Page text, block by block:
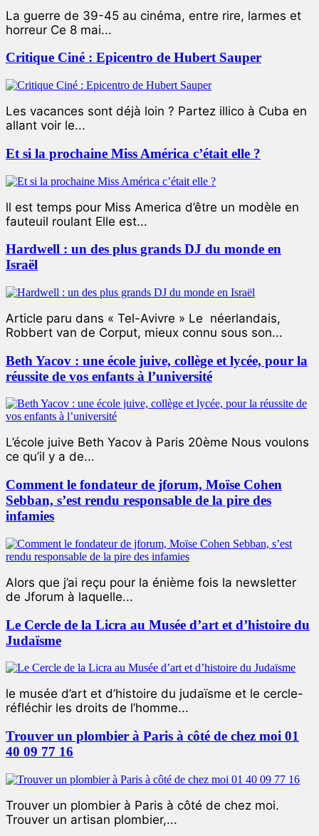
La guerre de 39-45 au cinéma, entre rire, larmes et
horreur Ce 8 mai...
Critique Ciné : Epicentro de Hubert Sauper
Les vacances sont déjà loin ? Partez illico à Cuba en
allant voir le...
Et si la prochaine Miss América c’était elle ?
ll est temps pour Miss America d’être un modèle en
fauteuil roulant Elle est...
Hardwell : un des plus grands DJ du monde en
Israël
Article paru dans « Tel-Avivre » Le néerlandais,
Robbert van de Corput, mieux connu sous son...
Beth Yacov : une école juive, collège et lycée, pour la
réussite de vos enfants à l’université
L’école juive Beth Yacov à Paris 20ème Nous voulons
ce qu’il y a de...
Comment le fondateur de jforum, Moïse Cohen
Sebban, s’est rendu responsable de la pire des
infamies
Alors que j’ai reçu pour la énième fois la newsletter
de Jforum à laquelle...
Le Cercle de la Licra au Musée d’art et d’histoire du
Judaïsme
le musée d’art et d’histoire du judaïsme et le cercle-
réfléchir les droits de l’homme...
Trouver un plombier à Paris à côté de chez moi 01
40 09 77 16
Trouver un plombier à Paris à côté de chez moi.
Trouver un artisan plombier,...